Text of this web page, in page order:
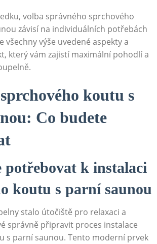
volba správného sprchového
závisí na individuálních potřebách
všechny výše uvedené aspekty a
který vám zajistí maximální pohodlí a
koutu s
Co budete
potřebovat k instalaci
koutu s parní saunou
stalo útočiště pro relaxaci a
správně připravit proces instalace
s parní saunou. Tento moderní prvek